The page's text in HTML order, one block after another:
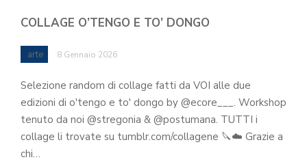
COLLAGE O’TENGO E TO’ DONGO
arte 8 Gennaio 2026
Selezione random di collage fatti da VOI alle due
edizioni di o'tengo e to' dongo by @ecore___. Workshop
tenuto da noi @stregonia & @postumana. TUTTI i
collage li trovate su tumblr.com/collagene 🔪☁️ Grazie a
chi…